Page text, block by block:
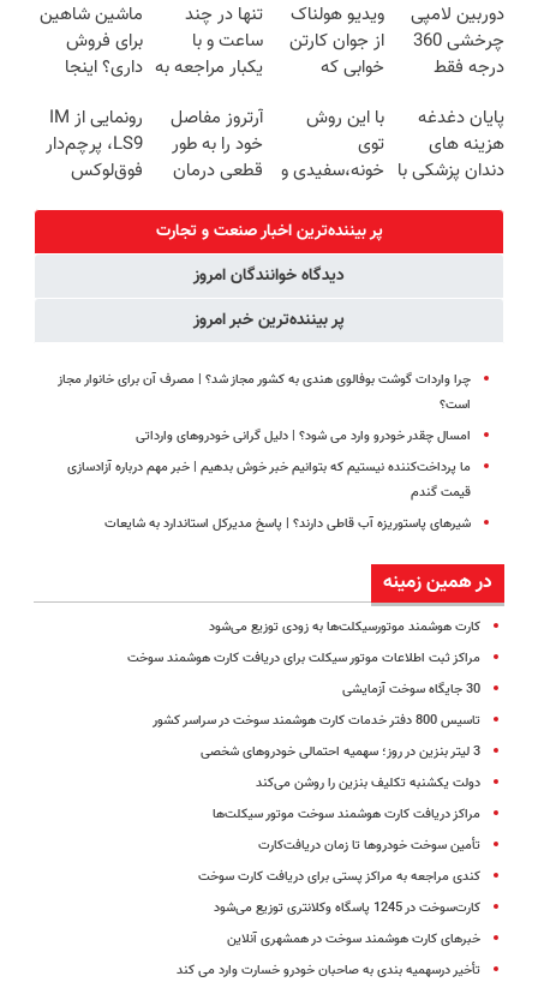
روزه ساخت!
موتور رونمایی
شد!
360°و سازگار با
اندروید و ios
EREV در در
ایران رونمایی
شد
دوربین لامپی
چرخشی 360
درجه فقط
🔥 پرداخت
درب منزل
ویدیو هولناک
از جوان کارتن
خوابی که
آموزش رایگان
تنها در چند
ساعت و با
یکبار مراجعه به
ماشین شاهین
برای فروش
داری؟ اینجا
بفروش
پایان دغدغه
هزینه های
دندان پزشکی با
با این روش
توی
خونه،سفیدی و
برگردون
(40%off)
آرتروز مفاصل
خود را به طور
قطعی درمان
◗پرسش‌نامه◖
رونمایی از IM
LS9، پرچم‌دار
فوق‌لوکس
پر بیننده‌ترین اخبار صنعت و تجارت
دیدگاه خوانندگان امروز
پر بیننده‌ترین خبر امروز
چرا واردات گوشت بوفالوی هندی به کشور مجاز شد؟ | مصرف آن برای خانوار مجاز
است؟
امسال چقدر خودرو وارد می شود؟ | دلیل گرانی خودروهای وارداتی
ما پرداخت‌کننده نیستیم که بتوانیم خبر خوش بدهیم | خبر مهم درباره آزادسازی
قیمت گندم
شیرهای پاستوریزه آب قاطی دارند؟ | پاسخ مدیرکل استاندارد به شایعات
در همین زمینه
کارت هوشمند موتورسیکلت‌ها به زودی توزیع می‌شود
مراکز ثبت اطلاعات موتور سیکلت برای دریافت کارت هوشمند سوخت
30 جایگاه سوخت آزمایشی
تاسیس 800 دفتر خدمات کارت هوشمند سوخت در سراسر کشور
3 لیتر بنزین در روز؛ سهمیه احتمالی خودروهای شخصی
دولت یکشنبه تکلیف بنزین را روشن می‌کند
مراکز دریافت کارت هوشمند سوخت موتور سیکلت‌ها
تأمین سوخت خودروها تا زمان دریافت‌کارت
کندی مراجعه به مراکز پستی برای دریافت کارت سوخت
کارت‌سوخت در 1245 پاسگاه وکلا‌نتری توزیع می‌شود
خبرهای کارت هوشمند سوخت در همشهری آنلاین
تأخیر درسهمیه بندی به صاحبان خودرو خسارت وارد می کند